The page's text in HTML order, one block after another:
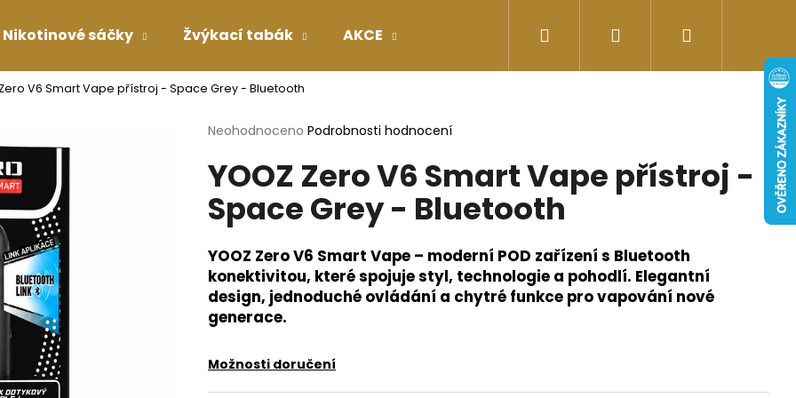
Nikotinové sáčky Žvýkací tabák AKCE Doplňky stravy Energy-kofeinové
Přihlášení
V6 Smart Vape přístroj - Space Grey - Bluetooth
Průměrné
produktu
je
0,0
z
hvězdiček.
Neohodnoceno Podrobnosti hodnocení
YOOZ Zero V6 Smart Vape přístroj -
Space Grey - Bluetooth
YOOZ Zero V6 Smart Vape – moderní POD zařízení s Bluetooth
konektivitou, které spojuje styl, technologie a pohodlí. Elegantní
design, jednoduché ovládání a chytré funkce pro vapování nové
generace.
Možnosti doručení
Co potřebujete najít?
HLEDAT
Doporučujeme